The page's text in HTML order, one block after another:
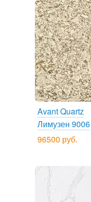
Avant Quartz
Лимузен 9006
96500 руб.